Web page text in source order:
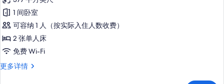
有
照
片
Child
更
多
信
One
Bedroom
Apartment
with
Large
Terrace
1 间卧室
可容纳 1 人（按实际入住人数收费）
2 张单人床
免费 Wi-Fi
更多详情
Premium